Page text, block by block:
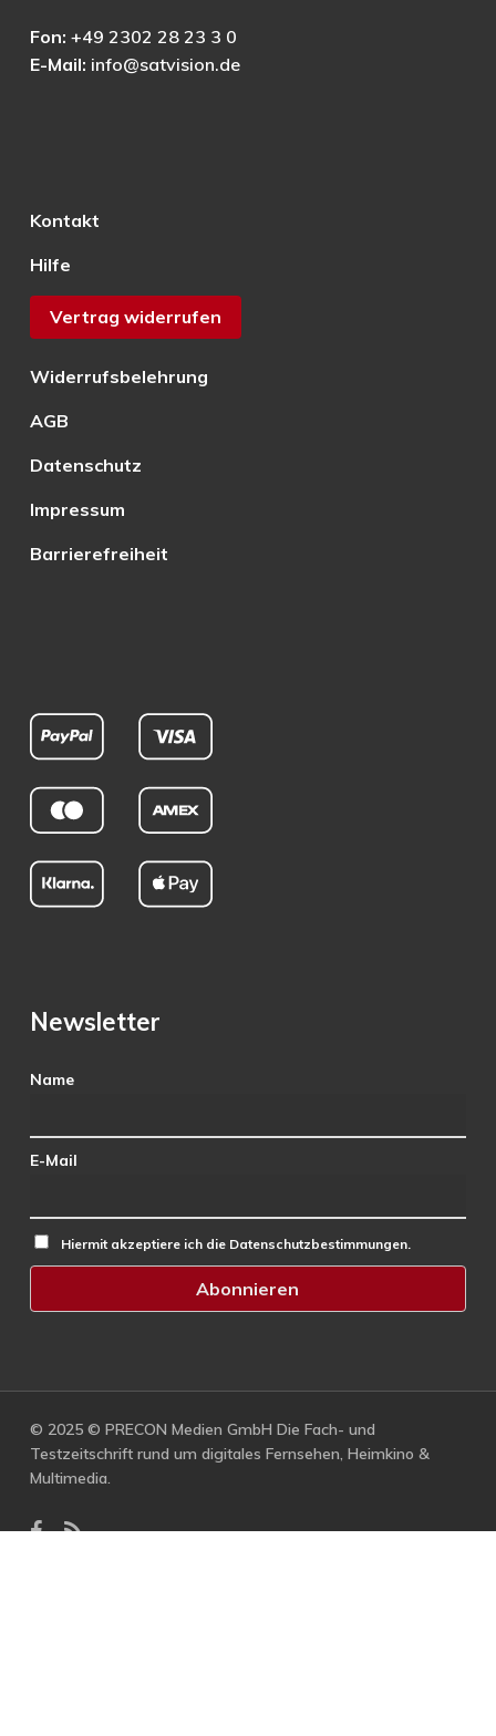
Fon: +49 2302 28 23 3 0
E-Mail: info@satvision.de
Kontakt
Hilfe
Vertrag widerrufen
Widerrufsbelehrung
AGB
Datenschutz
Impressum
Barrierefreiheit
Newsletter
Name
E-Mail
Hiermit akzeptiere ich die Datenschutzbestimmungen.
© 2025 © PRECON Medien GmbH Die Fach- und
Testzeitschrift rund um digitales Fernsehen, Heimkino &
Multimedia.
facebook
RSS